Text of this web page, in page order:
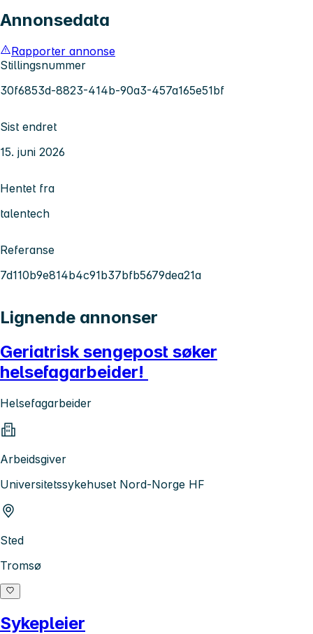
Annonsedata
Rapporter annonse
Stillingsnummer
30f6853d-8823-414b-90a3-457a165e51bf
Sist endret
15. juni 2026
Hentet fra
talentech
Referanse
7d110b9e814b4c91b37bfb5679dea21a
Lignende annonser
Geriatrisk sengepost søker
helsefagarbeider!
Helsefagarbeider
Arbeidsgiver
Universitetssykehuset Nord-Norge HF
Sted
Tromsø
Sykepleier